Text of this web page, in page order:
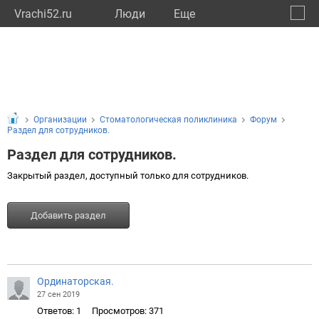
Vrachi52.ru Люди Eще
Организации Стоматологическая поликлиника
Форум
Раздел для сотрудников.
Раздел для сотрудников.
Закрытый раздел, доступный только для сотрудников.
Добавить раздел
Ординаторская.
27 сен 2019
Ответов: 1 Просмотров: 371